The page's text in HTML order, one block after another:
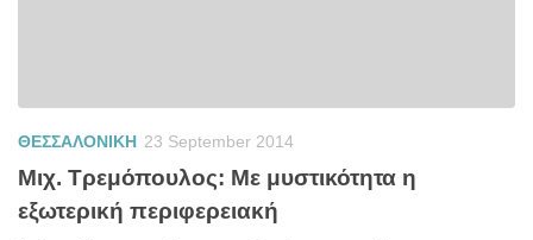
ΘΕΣΣΑΛΟΝΙΚΗ 23 September 2014
Μιχ. Τρεμόπουλος: Με μυστικότητα η
εξωτερική περιφερειακή